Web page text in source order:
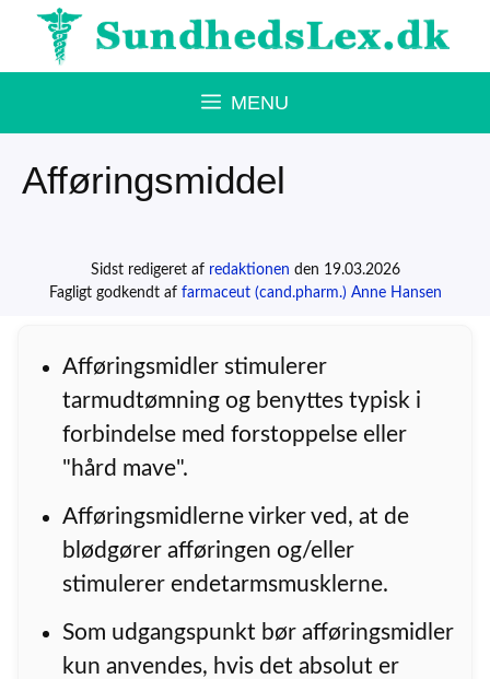
Hop
MENU
Afføringsmiddel
Sidst redigeret af redaktionen den 19.03.2026
Fagligt godkendt af farmaceut (cand.pharm.) Anne Hansen
Afføringsmidler stimulerer
tarmudtømning og benyttes typisk i
forbindelse med forstoppelse eller
"hård mave".
Afføringsmidlerne virker ved, at de
blødgører afføringen og/eller
stimulerer endetarmsmusklerne.
Som udgangspunkt bør afføringsmidler
kun anvendes, hvis det absolut er